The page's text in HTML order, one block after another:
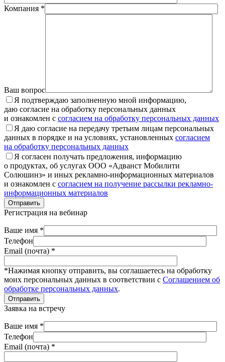
Компания *
Ваш вопрос
Я подтверждаю заполненную мной информацию,
даю согласие на обработку персональных данных
и ознакомлен с согласием на обработку персональных данных
Я даю согласие на передачу третьим лицам персональных
данных в порядке и на условиях, установленных согласием
на обработку персональных данных
Я согласен получать предложения, информацию
о продуктах, об услугах ООО «Адванст Мобилити
Солюшинз» и иных рекламно-информационных материалов
и ознакомлен с согласием на получение рассылки рекламно-
информационных материалов
Отправить
Регистрация на вебинар
Ваше имя *
Телефон
Email (почта) *
*Нажимая кнопку отправить, вы соглашаетесь на обработку
моих персональных данных в соответствии с Соглашением об
обработке персональных данных.
Отправить
Заявка на встречу
Ваше имя *
Телефон
Email (почта) *